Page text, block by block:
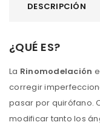
DESCRIPCIÓN
¿QUÉ ES?
La Rinomodelación
corregir
pasar por quirófano.
modificar tanto los